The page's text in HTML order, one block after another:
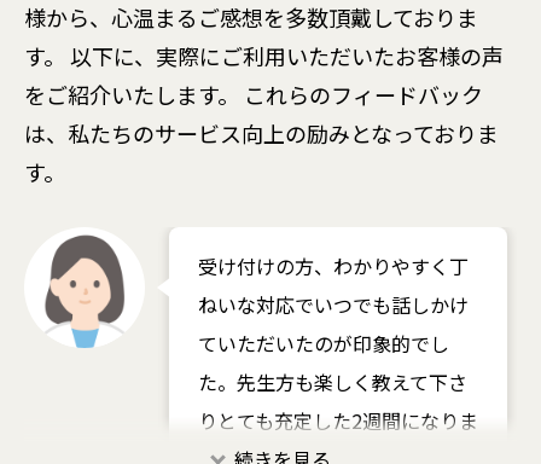
様から、心温まるご感想を多数頂戴しておりま
す。 以下に、実際にご利用いただいたお客様の声
をご紹介いたします。
これらのフィードバック
は、私たちのサービス向上の励みとなっておりま
す。
受け付けの方、わかりやすく丁
ねいな対応でいつでも話しかけ
ていただいたのが印象的でし
た。先生方も楽しく教えて下さ
りとても充定した2週間になりま